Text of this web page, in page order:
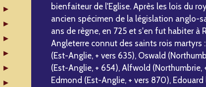
bienfaiteur de l'Eglise. Après les lois du
ancien spécimen de la législation anglo-
ans de règne, en 725 et s'en fut habiter à
Angleterre connut des saints rois martyrs
(Est-Anglie, + vers 635), Oswald
(Est-Anglie, + 654), Alfwold (Northumbrie,
Edmond (Est-Anglie, + vers 870),